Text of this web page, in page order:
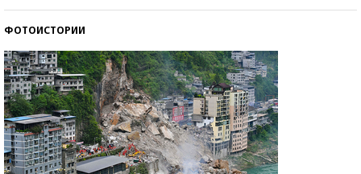
ФОТОИСТОРИИ